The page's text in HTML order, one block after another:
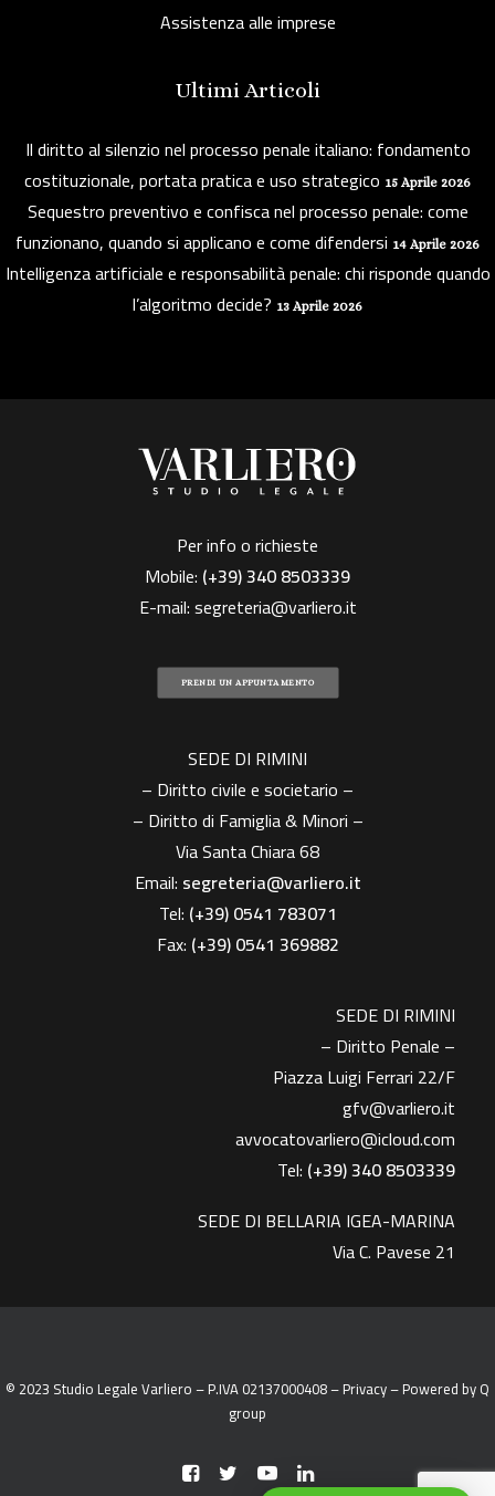
Assistenza alle imprese
Ultimi Articoli
Il diritto al silenzio nel processo penale italiano: fondamento
costituzionale, portata pratica e uso strategico 15 Aprile 2026
Sequestro preventivo e confisca nel processo penale: come
funzionano, quando si applicano e come difendersi 14 Aprile 2026
Intelligenza artificiale e responsabilità penale: chi risponde quando
l’algoritmo decide? 13 Aprile 2026
Per info o richieste
Mobile: (+39)340 8503339
E-mail:segreteria@varliero.it
PRENDI UN APPUNTAMENTO
SEDE DI RIMINI
– Diritto civile e societario –
– Diritto di Famiglia & Minori –
Via Santa Chiara 68
Email: segreteria@varliero.it
Tel: (+39) 0541 783071
Fax: (+39)0541 369882
SEDE DI RIMINI
– Diritto Penale –
Piazza Luigi Ferrari 22/F
gfv@varliero.it
avvocatovarliero@icloud.com
Tel: (+39) 340 8503339
SEDE DI BELLARIA IGEA-MARINA
Via C. Pavese 21
© 2023 Studio Legale Varliero – P.IVA 02137000408 –Privacy– Powered byQ
group